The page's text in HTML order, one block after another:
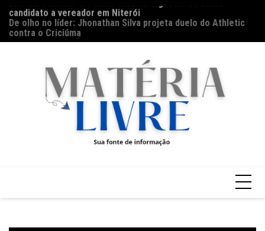
para
conteúdo
De olho no líder: Jhonathan Silva projeta duelo do Athletic
contra o Criciúma